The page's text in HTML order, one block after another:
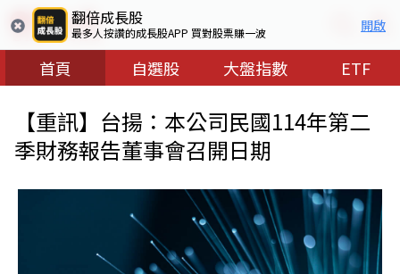
翻倍成長股
最多人按讚的成長股APP 買對股票賺一波 開啟
首頁 自選股 大盤指數 ETF
【重訊】台揚：本公司民國114年第二
季財務報告董事會召開日期